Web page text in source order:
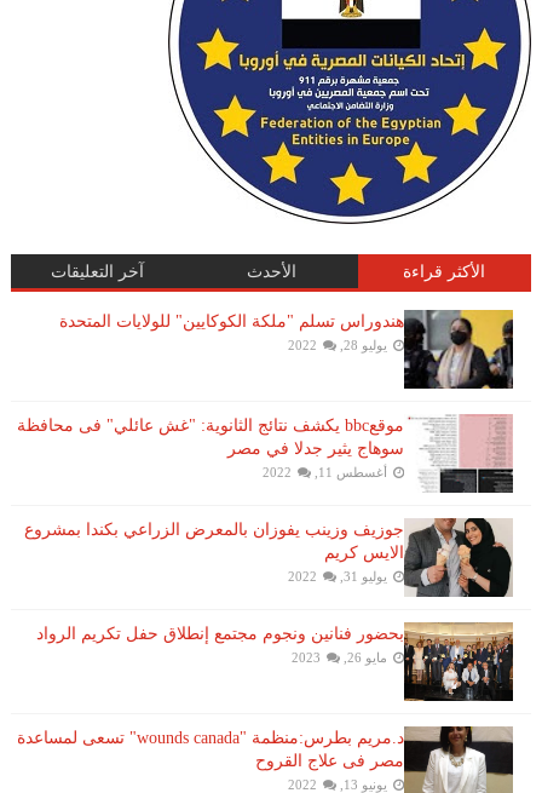
الأكثر قراءة الأحدث آخر التعليقات
هندوراس تسلم "ملكة الكوكايين" للولايات المتحدة
يوليو 28, 2022
موقعbbc يكشف نتائج الثانوية: "غش عائلي" فى محافظة
سوهاج يثير جدلا في مصر
أغسطس 11, 2022
جوزيف وزينب يفوزان بالمعرض الزراعي بكندا بمشروع
الايس كريم
يوليو 31, 2022
بحضور فنانين ونجوم مجتمع إنطلاق حفل تكريم الرواد
مايو 26, 2023
د.مريم بطرس:منظمة "wounds canada" تسعى لمساعدة
مصر فى علاج القروح
يونيو 13, 2022